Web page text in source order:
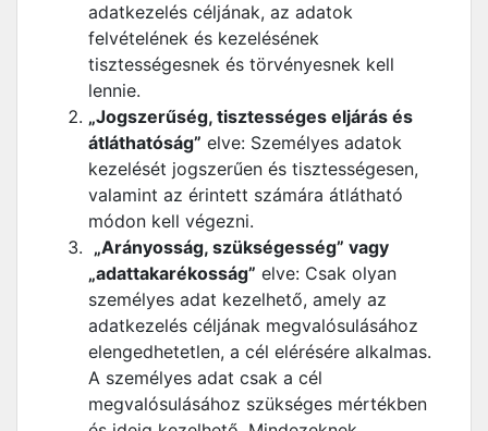
adatkezelés céljának, az adatok
felvételének és kezelésének
tisztességesnek és törvényesnek kell
lennie.
„Jogszerűség, tisztességes eljárás és
átláthatóság” elve: Személyes adatok
kezelését jogszerűen és tisztességesen,
valamint az érintett számára átlátható
módon kell végezni.
„Arányosság, szükségesség” vagy
„adattakarékosság” elve: Csak olyan
személyes adat kezelhető, amely az
adatkezelés céljának megvalósulásához
elengedhetetlen, a cél elérésére alkalmas.
A személyes adat csak a cél
megvalósulásához szükséges mértékben